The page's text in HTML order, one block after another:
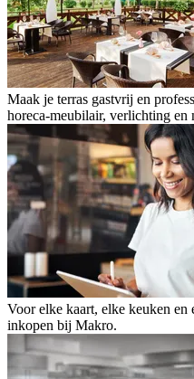
Maak je terras gastvrij en
horeca‑meubilair, verlichting en
Voor elke kaart, elke keuken
inkopen bij Makro.